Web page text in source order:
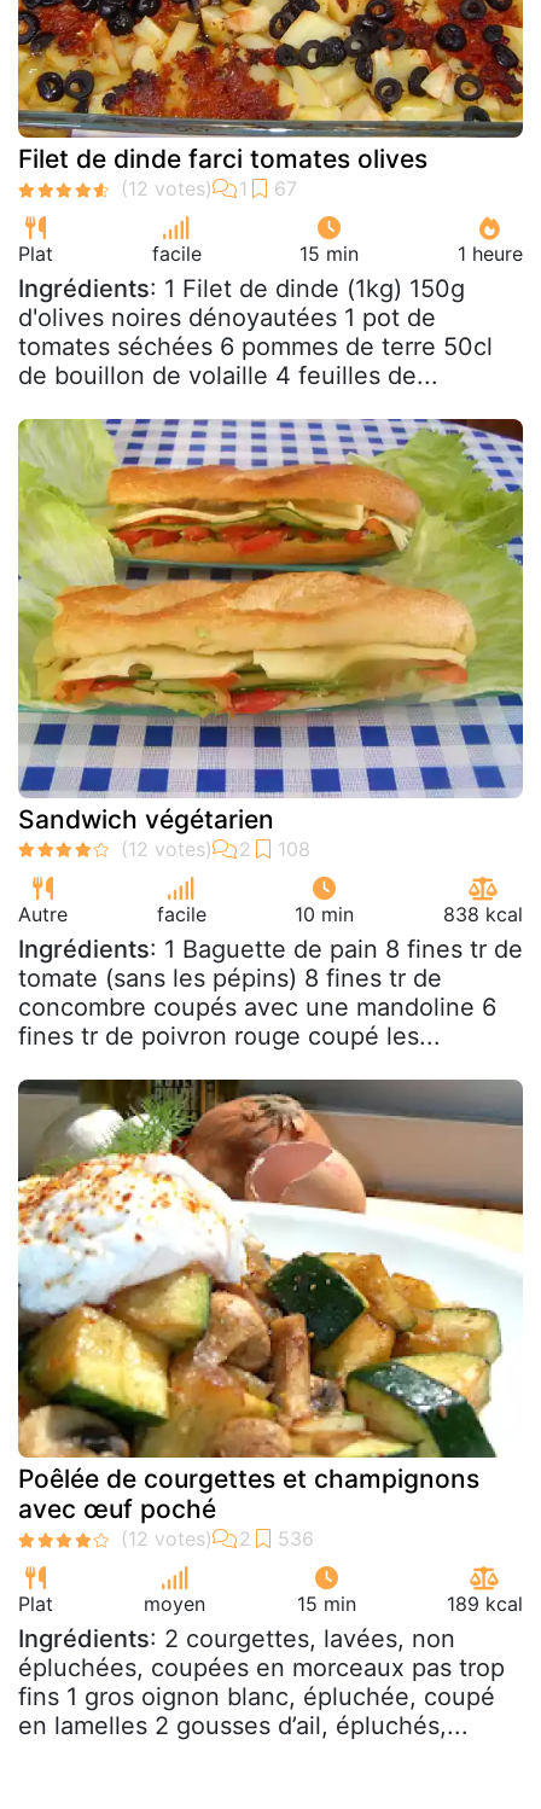
Filet de dinde farci tomates olives
Plat facile 15 min 1 heure
Ingrédients: 1 Filet de dinde (1kg) 150g
d'olives noires dénoyautées 1 pot de
tomates séchées 6 pommes de terre 50cl
de bouillon de volaille 4 feuilles de...
Sandwich végétarien
Autre facile 10 min 838 kcal
Ingrédients: 1 Baguette de pain 8 fines tr de
tomate (sans les pépins) 8 fines tr de
concombre coupés avec une mandoline 6
fines tr de poivron rouge coupé les...
Poêlée de courgettes et champignons
avec œuf poché
Plat moyen 15 min 189 kcal
Ingrédients: 2 courgettes, lavées, non
épluchées, coupées en morceaux pas trop
fins 1 gros oignon blanc, épluchée, coupé
en lamelles 2 gousses d’ail, épluchés,...